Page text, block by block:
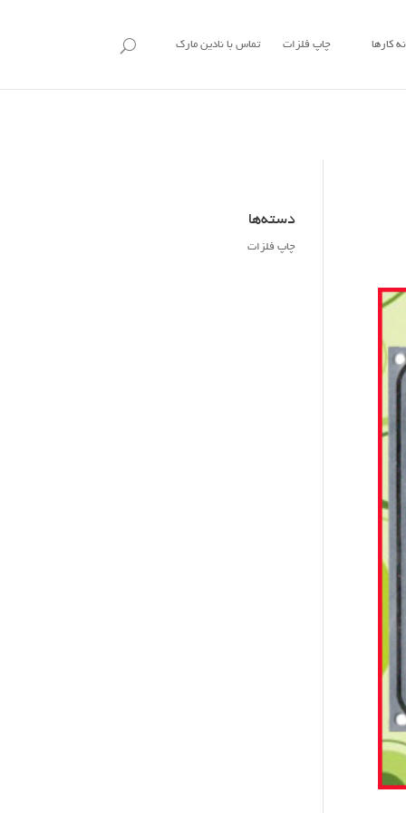
کارها چاپ فلزات تماس با نادین مارک
دسته‌ها
چاپ فلزات